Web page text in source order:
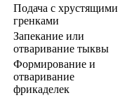
Подача с хрустящими
гренками
Запекание или
отваривание тыквы
Формирование и
отваривание
фрикаделек